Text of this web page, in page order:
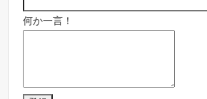
何か一言！